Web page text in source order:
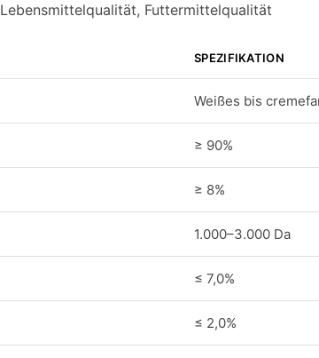
Lebensmittelqualität, Futtermittelqualität
SPEZIFIKATION
Weißes bis
≥ 90%
≥ 8%
1.000–3.000 Da
≤ 7,0%
≤ 2,0%